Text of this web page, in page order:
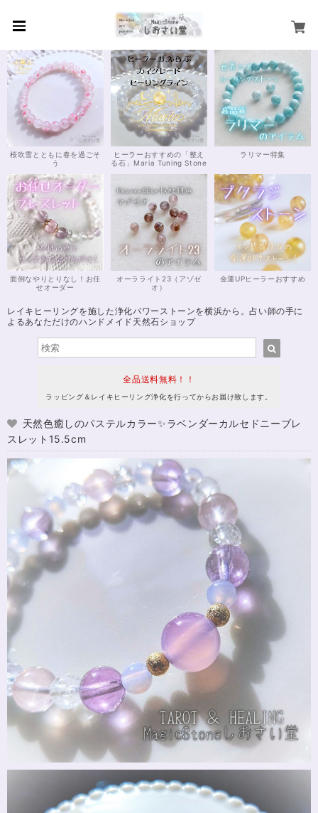
桜吹雪とともに春を過ごそ
う
ヒーラーおすすめの「整え
る石」Maria Tuning Stone
ラリマー特集
面倒なやりとりなし！お任
せオーダー
オーラライト23（アゾゼ
オ）
金運UPヒーラーおすすめ
レイキヒーリングを施した浄化パワーストーンを横浜から。占い師の手に
よるあなただけのハンドメイド天然石ショップ
全品送料無料！！
ラッピング＆レイキヒーリング浄化を行ってからお届け致します。
天然色癒しのパステルカラー✨ラベンダーカルセドニーブレ
スレット15.5cm